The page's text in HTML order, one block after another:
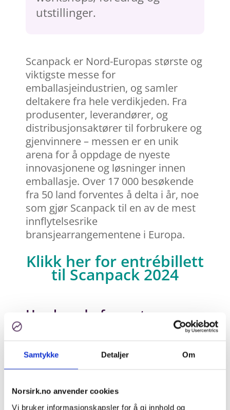
Samtykke Detaljer Om
Norsirk.no anvender cookies
Vi bruker informasjonskapsler for å gi innhold og
utstillinger.
Scanpack er Nord-Europas største og
viktigste messe for
emballasjeindustrien, og samler
deltakere fra hele verdikjeden. Fra
produsenter, leverandører, og
distribusjonsaktører til forbrukere og
gjenvinnere – messen er en unik
arena for å oppdage de nyeste
innovasjonene og løsninger innen
emballasje. Over 17 000 besøkende
fra 50 land forventes å delta i år, noe
som gjør Scanpack til en av de mest
innflytelsesrike
bransjearrangementene i Europa.
Klikk her for entrébillett
til Scanpack 2024
Hva kan du forvente
Selv om det er første gang NORSIRK
har egen stand, har selskapet deltatt
den svenske partneren TMR, som nå
er en del av Nordic PRO-samarbeidet.